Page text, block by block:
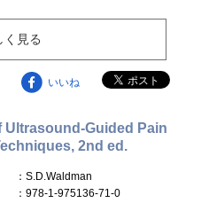
く見る
いいね
Guided Pain
2nd ed.
：S.D.Waldman
：978-1-975136-71-0